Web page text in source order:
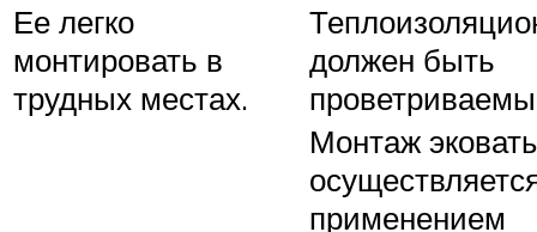
Ее легко
монтировать в
трудных местах.
должен быть
Монтаж
применением